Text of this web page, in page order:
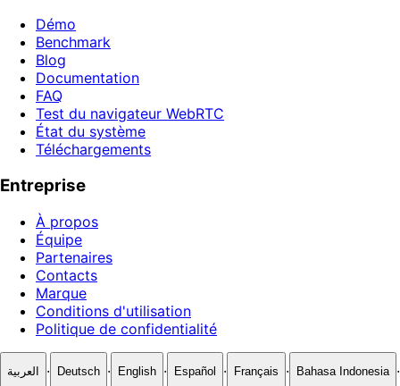
Démo
Benchmark
Blog
Documentation
FAQ
Test du navigateur WebRTC
État du système
Téléchargements
Entreprise
À propos
Équipe
Partenaires
Contacts
Marque
Conditions d'utilisation
Politique de confidentialité
العربية · Deutsch · English · Español · Français · Bahasa Indonesia ·